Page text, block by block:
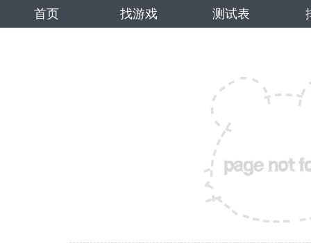
首页 找游戏 测试表